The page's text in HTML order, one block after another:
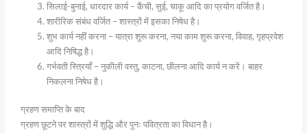
सिलाई-बुनाई, धारदार कार्य – कैंची, सुई, चाकू आदि का प्रयोग वर्जित है।
शारीरिक संबंध वर्जित – शास्त्रों में इसका निषेध है।
शुभ कार्य नहीं करना – यात्रा शुरू करना, नया काम शुरू करना, विवाह, गृहप्रवेश
आदि निषिद्ध है।
गर्भवती स्त्रियाँ – नुकीली वस्तु, काटना, छीलना आदि कार्य न करें। बाहर
निकलना निषेध है।
ग्रहण समाप्ति के बाद
ग्रहण छूटने पर शास्त्रों में शुद्धि और पुनः पवित्रता का विधान है।